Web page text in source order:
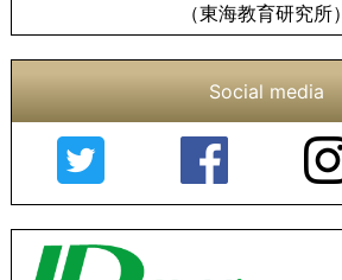
（東海教育研究所）
Social media